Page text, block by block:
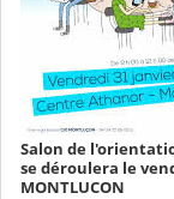
Salon de
se déroulera le
MONTLUCON